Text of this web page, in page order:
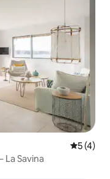
5 (4)
La Savina